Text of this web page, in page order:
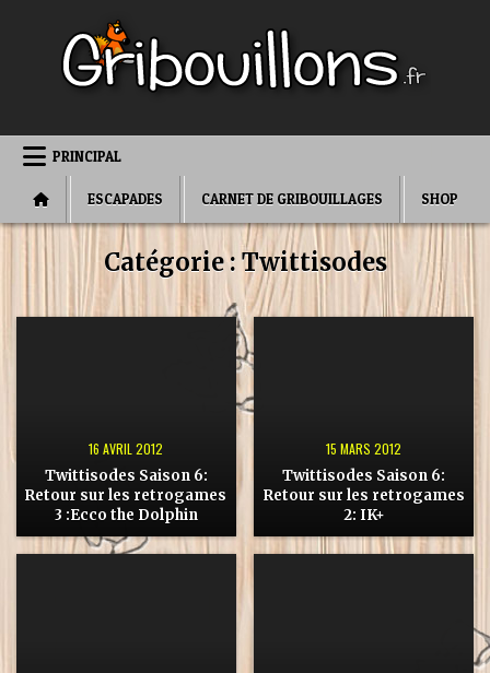
PRINCIPAL
ESCAPADES CARNET DE GRIBOUILLAGES SHOP
Catégorie : Twittisodes
16 AVRIL 2012
Twittisodes Saison 6:
Retour sur les retrogames
3 :Ecco the Dolphin
15 MARS 2012
Twittisodes Saison 6:
Retour sur les retrogames
2: IK+